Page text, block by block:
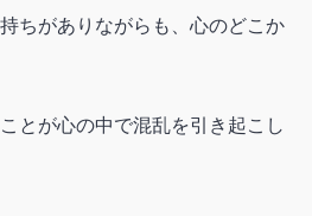
ちがありながらも、心のどこか
とが心の中で混乱を引き起こし